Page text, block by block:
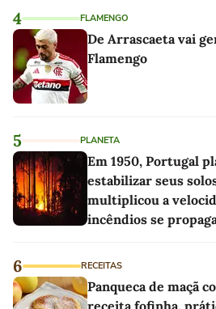
4 FLAMENGO
De Arrascaeta vai
Flamengo
5 PLANETA
Em 1950, Portugal
estabilizar seus
multiplicou a
incêndios se
6 RECEITAS
Panqueca de maçã
receita fofinha,